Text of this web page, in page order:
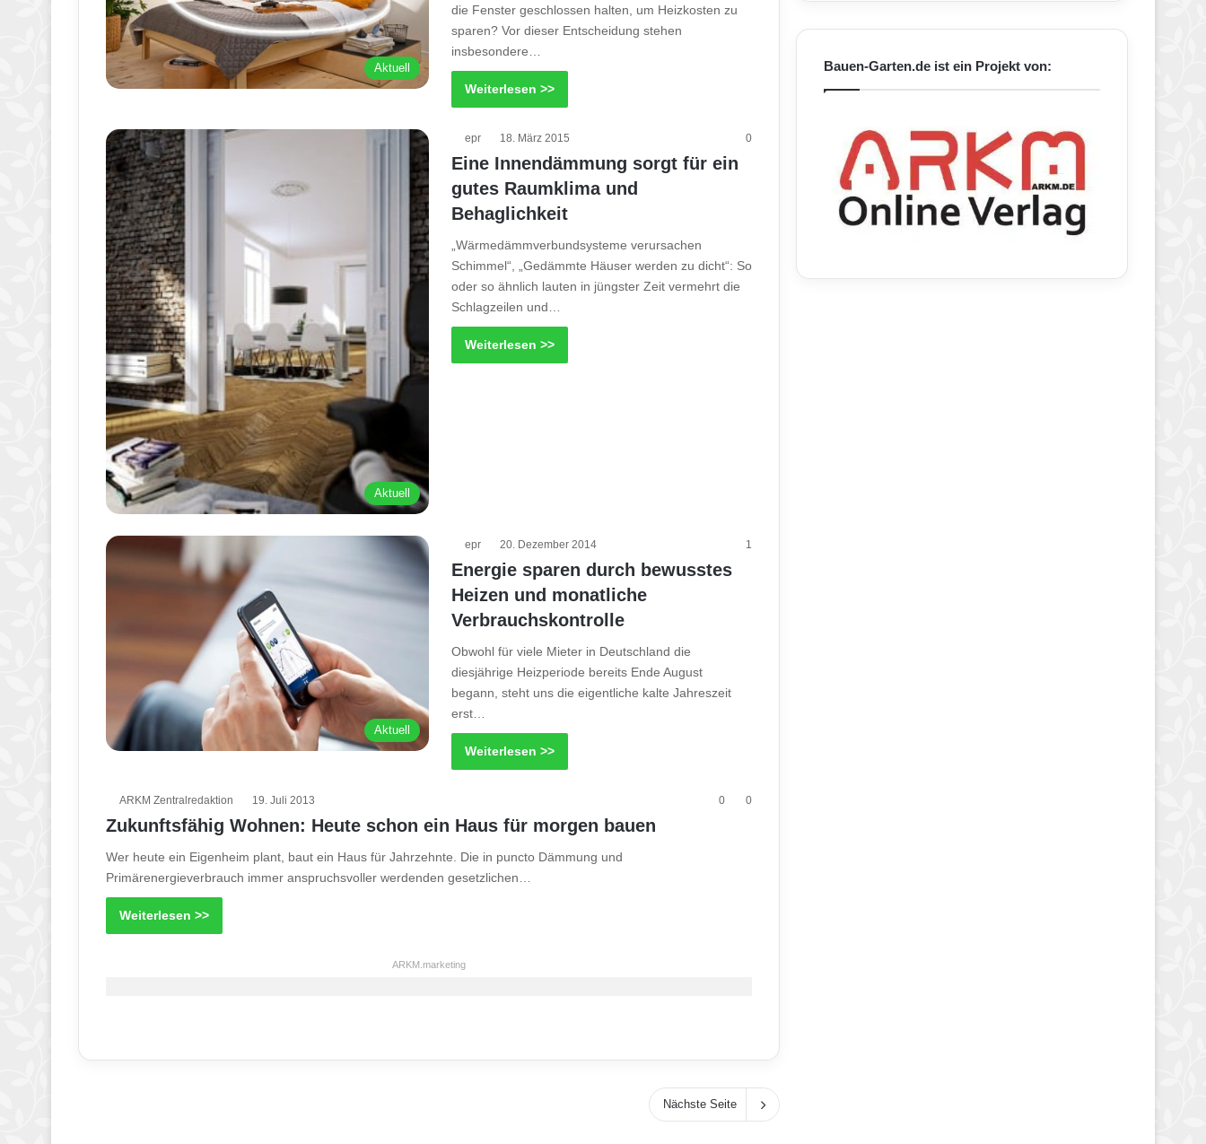
Aktuell
die Fenster geschlossen halten, um Heizkosten zu
sparen? Vor dieser Entscheidung stehen
insbesondere…
Weiterlesen >>
Aktuell
epr 18. März 2015 0
Eine Innendämmung sorgt für ein
gutes Raumklima und
Behaglichkeit
„Wärmedämmverbundsysteme verursachen
Schimmel“, „Gedämmte Häuser werden zu dicht“: So
oder so ähnlich lauten in jüngster Zeit vermehrt die
Schlagzeilen und…
Weiterlesen >>
Aktuell
epr 20. Dezember 2014 1
Energie sparen durch bewusstes
Heizen und monatliche
Verbrauchskontrolle
Obwohl für viele Mieter in Deutschland die
diesjährige Heizperiode bereits Ende August
begann, steht uns die eigentliche kalte Jahreszeit
erst…
Weiterlesen >>
ARKM Zentralredaktion 19. Juli 2013 0 0
Zukunftsfähig Wohnen: Heute schon ein Haus für morgen bauen
Wer heute ein Eigenheim plant, baut ein Haus für Jahrzehnte. Die in puncto Dämmung und
Primärenergieverbrauch immer anspruchsvoller werdenden gesetzlichen…
Weiterlesen >>
ARKM.marketing
Nächste Seite
Bauen-Garten.de ist ein Projekt von: